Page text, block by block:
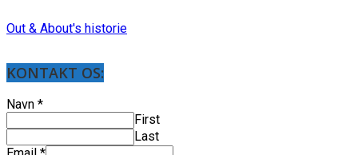
Out & About's historie
KONTAKT OS:
Navn *
First
Last